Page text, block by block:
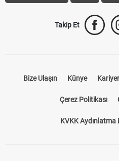
Trabzonspor Transfer Canlı İzle